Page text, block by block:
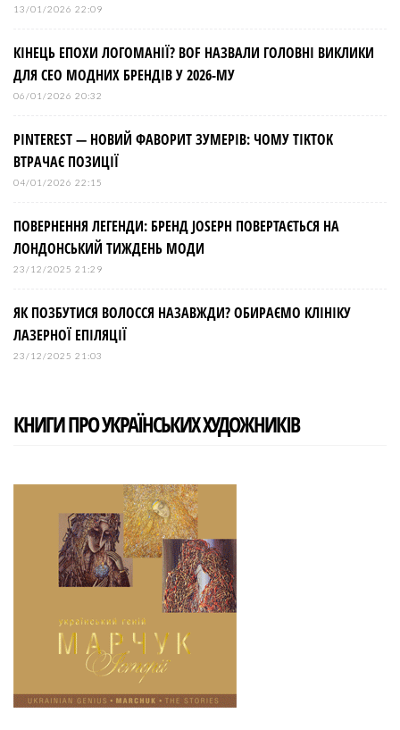
13/01/2026 22:09
КІНЕЦЬ ЕПОХИ ЛОГОМАНІЇ? BOF НАЗВАЛИ ГОЛОВНІ ВИКЛИКИ
ДЛЯ СЕО МОДНИХ БРЕНДІВ У 2026-МУ
06/01/2026 20:32
PINTEREST — НОВИЙ ФАВОРИТ ЗУМЕРІВ: ЧОМУ TIKTOK
ВТРАЧАЄ ПОЗИЦІЇ
04/01/2026 22:15
ПОВЕРНЕННЯ ЛЕГЕНДИ: БРЕНД JOSEPH ПОВЕРТАЄТЬСЯ НА
ЛОНДОНСЬКИЙ ТИЖДЕНЬ МОДИ
23/12/2025 21:29
ЯК ПОЗБУТИСЯ ВОЛОССЯ НАЗАВЖДИ? ОБИРАЄМО КЛІНІКУ
ЛАЗЕРНОЇ ЕПІЛЯЦІЇ
23/12/2025 21:03
КНИГИ ПРО УКРАЇНСЬКИХ ХУДОЖНИКІВ